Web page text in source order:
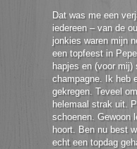
Dat was me een
iedereen – van de
jonkies waren mijn
een topfeest in
hapjes en (voor
champagne. Ik heb
gekregen. Teveel
helemaal strak uit.
schoenen. Gewoon
hoort. Ben nu best
echt een topdag